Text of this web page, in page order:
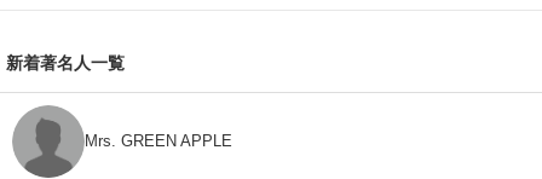
新着著名人一覧
Mrs. GREEN APPLE